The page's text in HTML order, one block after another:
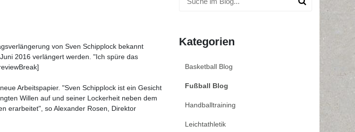
von Sven Schipplock bekannt
2016 verlängert werden. "Ich spüre das
Arbeitspapier. "Sven Schipplock ist ein Gesicht
Willen auf und seiner Lockerheit neben dem
erarbeitet", so Alexander Rosen, Direktor
Kategorien
Basketball Blog
Fußball Blog
Handballtraining
Leichtathletik